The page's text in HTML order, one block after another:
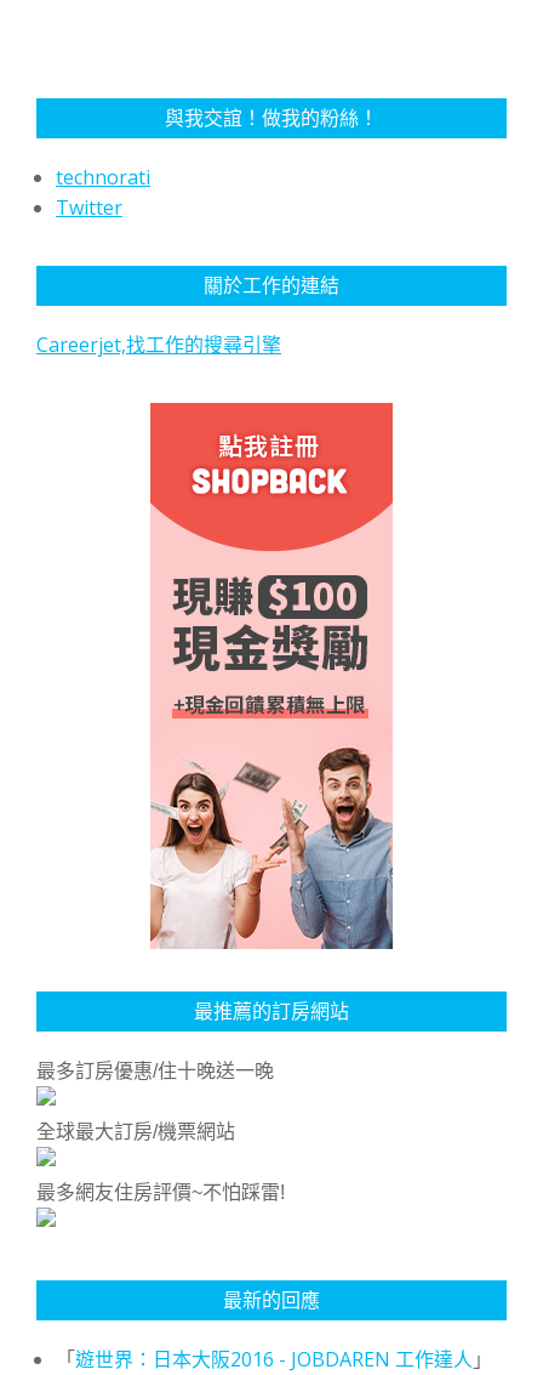
與我交誼！做我的粉絲！
technorati
Twitter
關於工作的連結
Careerjet,找工作的搜尋引擎
最推薦的訂房網站
最多訂房優惠/住十晚送一晚
全球最大訂房/機票網站
最多網友住房評價~不怕踩雷!
最新的回應
「遊世界：日本大阪2016 - JOBDAREN 工作達人 」